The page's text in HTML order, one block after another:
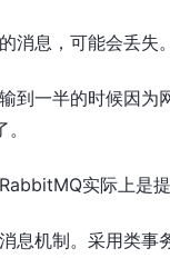
消息，可能会丢失。
到一半的时候因
实际上是提
息机制。采用类